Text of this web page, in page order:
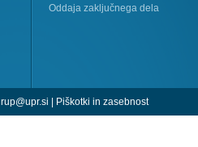
Oddaja zaključnega dela
rup@upr.si | Piškotki in zasebnost